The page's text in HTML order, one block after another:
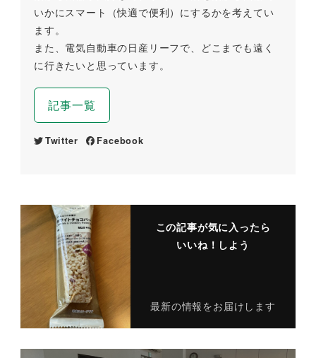
いかにスマート（快適で便利）にするかを考えてい
ます。
また、電気自動車の日産リーフで、どこまでも遠く
に行きたいと思っています。
記事一覧
Twitter Facebook
この記事が気に入ったら
いいね！しよう
最新の情報をお届けします